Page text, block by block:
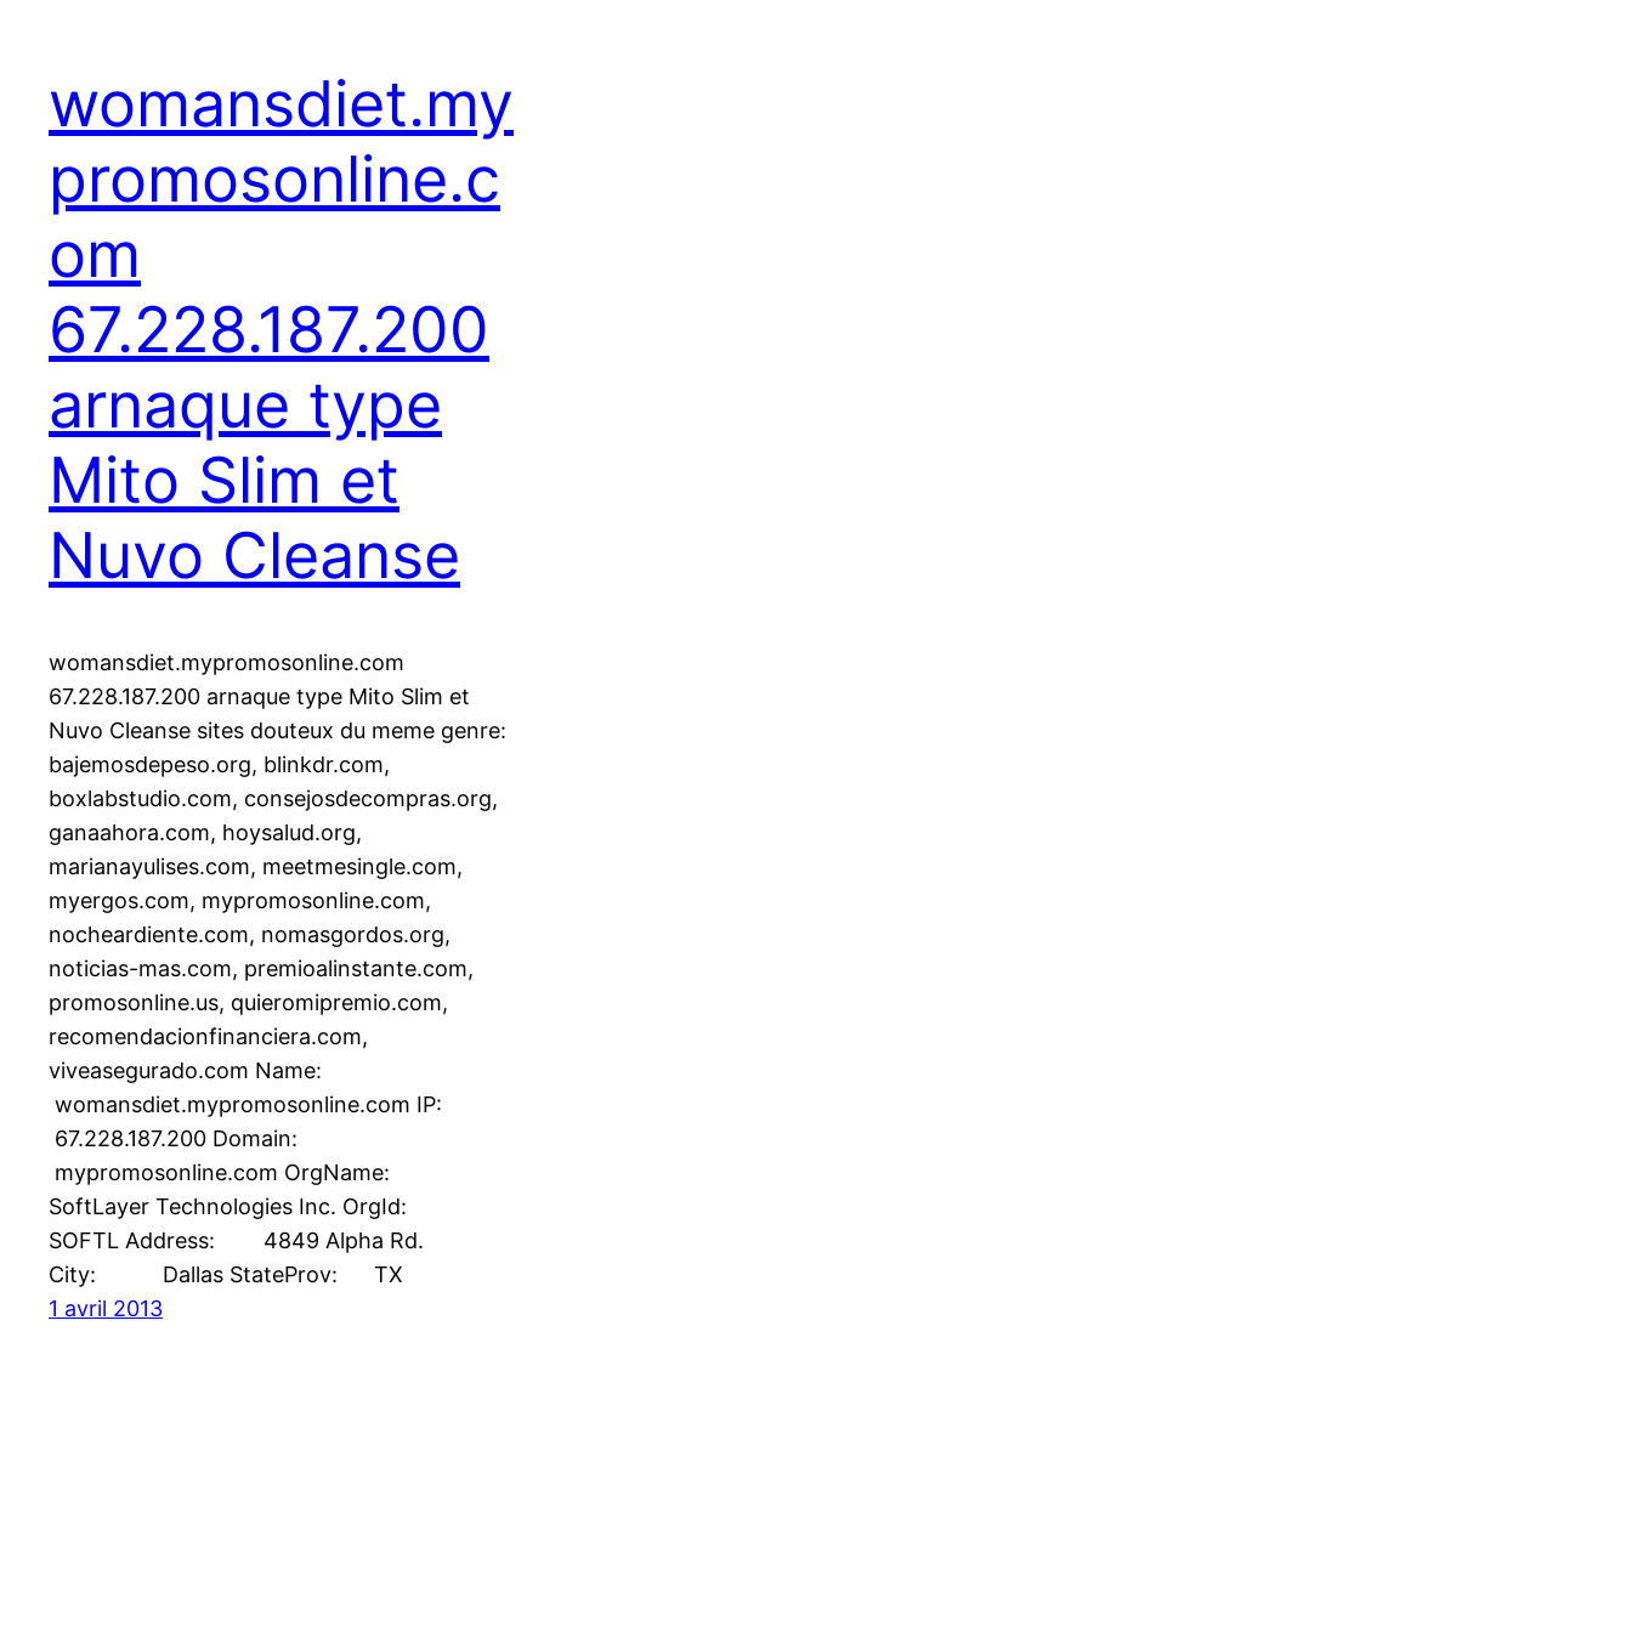
womansdiet.my
promosonline.c
om
67.228.187.200
arnaque type
Mito Slim et
Nuvo Cleanse
womansdiet.mypromosonline.com
67.228.187.200 arnaque type Mito Slim et
Nuvo Cleanse sites douteux du meme genre:
bajemosdepeso.org, blinkdr.com,
boxlabstudio.com, consejosdecompras.org,
ganaahora.com, hoysalud.org,
marianayulises.com, meetmesingle.com,
myergos.com, mypromosonline.com,
nocheardiente.com, nomasgordos.org,
noticias-mas.com, premioalinstante.com,
promosonline.us, quieromipremio.com,
recomendacionfinanciera.com,
viveasegurado.com Name:
womansdiet.mypromosonline.com IP:
67.228.187.200 Domain:
mypromosonline.com OrgName:
SoftLayer Technologies Inc. OrgId:
SOFTL Address: 4849 Alpha Rd.
City: Dallas StateProv: TX
1 avril 2013